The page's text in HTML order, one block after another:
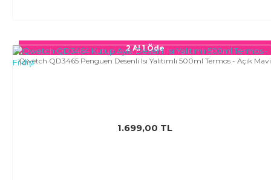
2 Al 1 Öde
Qwetch QD3465 Penguen Desenli Isı Yalıtımlı 500ml Termos - Açık Mavi
1.699,00 TL